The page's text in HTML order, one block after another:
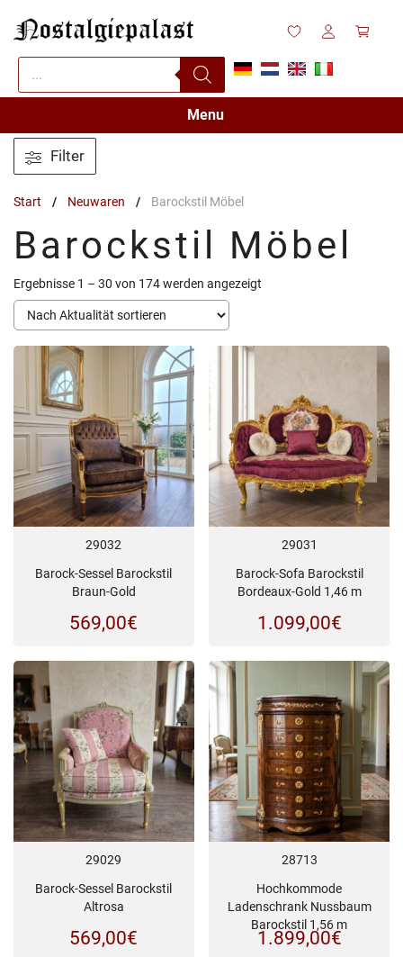
Inhalt
springen
Products
search
Menu
Start / Neuwaren / Barockstil Möbel
Barockstil Möbel
Ergebnisse 1 – 30 von 174 werden angezeigt
29032
Barock-Sessel Barockstil
Braun-Gold
569,00€
29031
Barock-Sofa Barockstil
Bordeaux-Gold 1,46 m
1.099,00€
29029
Barock-Sessel Barockstil
Altrosa
569,00€
28713
Hochkommode
Ladenschrank Nussbaum
Barockstil 1,56 m
1.899,00€
Filter